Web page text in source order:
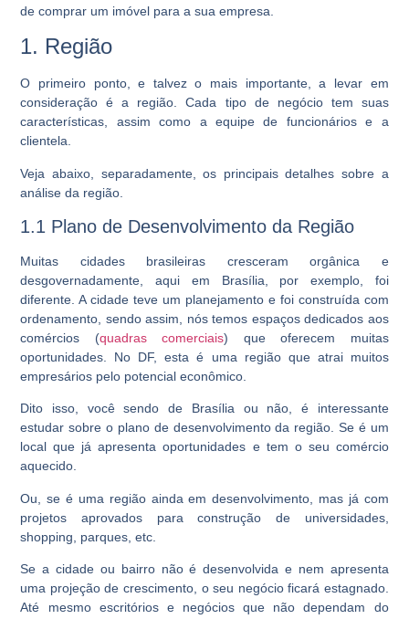
de comprar um imóvel para a sua empresa.
1. Região
O primeiro ponto, e talvez o mais importante, a levar em
consideração é a região. Cada tipo de negócio tem suas
características, assim como a equipe de funcionários e a
clientela.
Veja abaixo, separadamente, os principais detalhes sobre a
análise da região.
1.1 Plano de Desenvolvimento da Região
Muitas cidades brasileiras cresceram orgânica e
desgovernadamente, aqui em Brasília, por exemplo, foi
diferente. A cidade teve um planejamento e foi construída com
ordenamento, sendo assim, nós temos espaços dedicados aos
comércios (quadras comerciais) que oferecem muitas
oportunidades. No DF, esta é uma região que atrai muitos
empresários pelo potencial econômico.
Dito isso, você sendo de Brasília ou não, é interessante
estudar sobre o plano de desenvolvimento da região. Se é um
local que já apresenta oportunidades e tem o seu comércio
aquecido.
Ou, se é uma região ainda em desenvolvimento, mas já com
projetos aprovados para construção de universidades,
shopping, parques, etc.
Se a cidade ou bairro não é desenvolvida e nem apresenta
uma projeção de crescimento, o seu negócio ficará estagnado.
Até mesmo escritórios e negócios que não dependam do